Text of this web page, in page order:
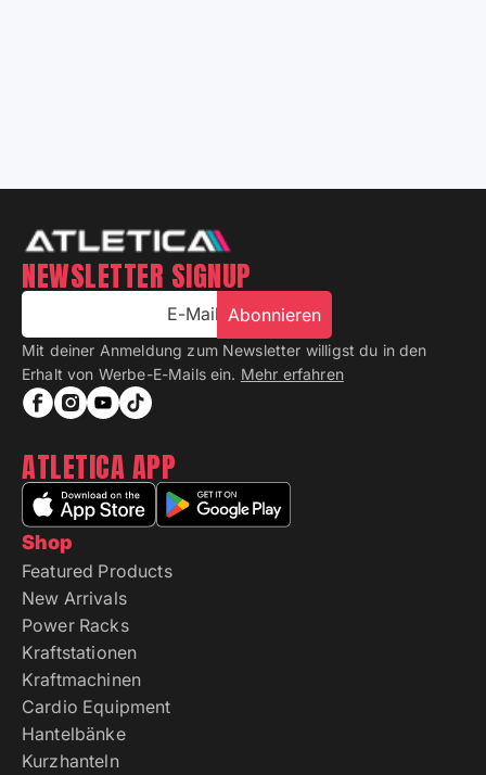
Shop
Featured Products
New Arrivals
Power Racks
Kraftstationen
Kraftmachinen
Cardio Equipment
Hantelbänke
Kurzhanteln
NEWSLETTER SIGNUP
E-Mail Abonnieren
Mit deiner Anmeldung zum Newsletter willigst du in den
Erhalt von Werbe-E-Mails ein. Mehr erfahren
ATLETICA APP